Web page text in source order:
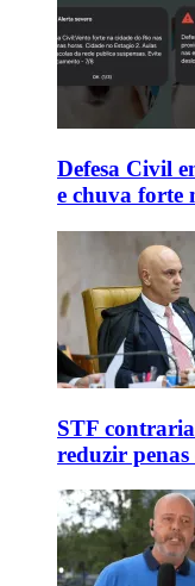
Defesa Civil
e chuva forte
STF
reduzir penas